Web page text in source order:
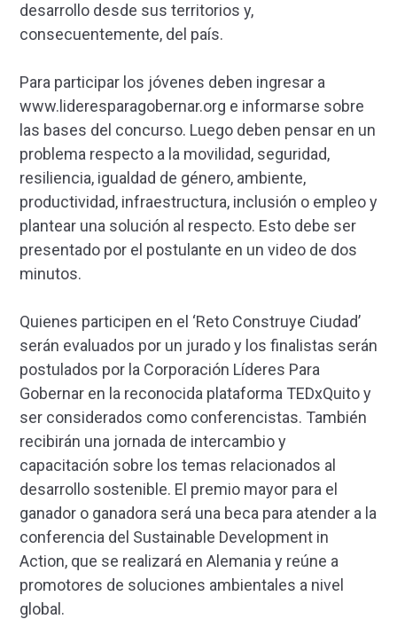
desarrollo desde sus territorios y,
consecuentemente, del país.
Para participar los jóvenes deben ingresar a
www.lideresparagobernar.org e informarse sobre
las bases del concurso. Luego deben pensar en un
problema respecto a la movilidad, seguridad,
resiliencia, igualdad de género, ambiente,
productividad, infraestructura, inclusión o empleo y
plantear una solución al respecto. Esto debe ser
presentado por el postulante en un video de dos
minutos.
Quienes participen en el ‘Reto Construye Ciudad’
serán evaluados por un jurado y los finalistas serán
postulados por la Corporación Líderes Para
Gobernar en la reconocida plataforma TEDxQuito y
ser considerados como conferencistas. También
recibirán una jornada de intercambio y
capacitación sobre los temas relacionados al
desarrollo sostenible. El premio mayor para el
ganador o ganadora será una beca para atender a la
conferencia del Sustainable Development in
Action, que se realizará en Alemania y reúne a
promotores de soluciones ambientales a nivel
global.